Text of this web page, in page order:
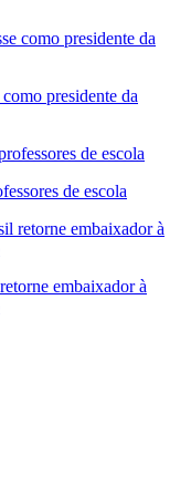
presidente da
de escola
embaixador à